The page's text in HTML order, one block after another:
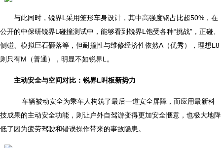
与此同时，锐界L采用笼形车身设计，其中高强度钢占比超50%，在
公开的中保研锐界L碰撞测试中，能够看到锐界L饱受各种“挑战”，正碰、
侧碰、模拟巨石砸落等，但耐撞性与维修经济性依然A（优秀），理想L8
则只有M（普通），明显不如锐界L。
主动安全与空间对比：锐界L叫板新势力
车辆被动安全为乘车人构筑了最后一道安全屏障，而应用最新科
技成果的主动安全功能，则让户外自驾游变得更加安全惬意，也极大地降
低了因为疲劳驾驶和错误操作带来的事故隐患。